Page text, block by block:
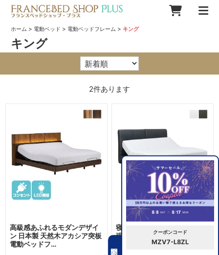
クーポンコード
MZV7-L8ZL
ホーム > 電動ベッド > 電動ベッドフレーム > キング
キング
2件あります
高級感あふれるモダンデザイ
ン 日本製 天然木アカシア突板
電動ベッドフ…
寝室空間を格上げする総本革
張りの上質なデザイン 日本製
電動ベッドフ…